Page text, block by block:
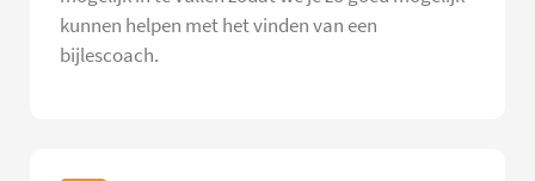
kunnen helpen met het vinden van een
bijlescoach.